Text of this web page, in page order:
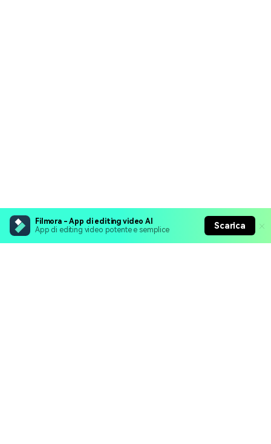
Filmora - App di editing video AI
App di editing video potente e semplice
Scarica